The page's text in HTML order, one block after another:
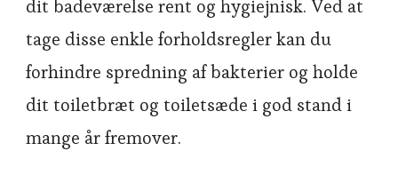
dit badeværelse rent og hygiejnisk. Ved at
tage disse enkle forholdsregler kan du
forhindre spredning af bakterier og holde
dit toiletbræt og toiletsæde i god stand i
mange år fremover.